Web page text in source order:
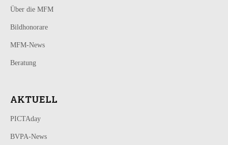
Über die MFM
Bildhonorare
MFM-News
Beratung
AKTUELL
PICTAday
BVPA-News